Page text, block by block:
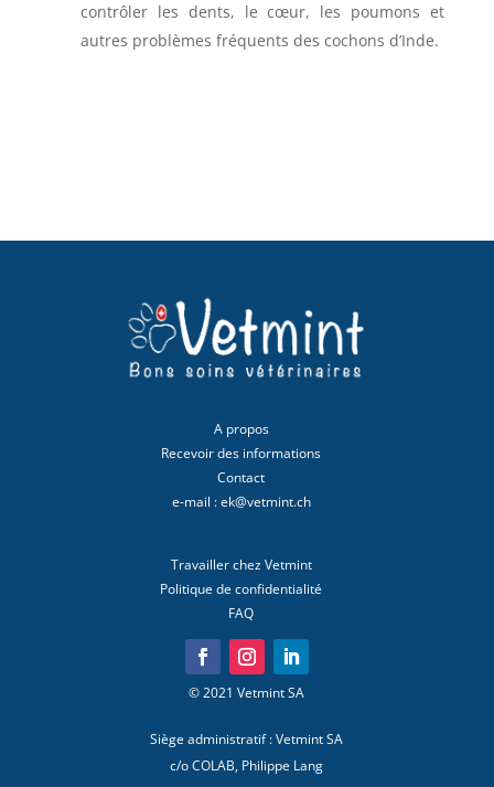
contrôler les dents, le cœur, les poumons et
autres problèmes fréquents des cochons d’Inde.
A propos
Recevoir des informations
Contact
e-mail : ek@vetmint.ch
Travailler chez Vetmint
Politique de confidentialité
FAQ
© 2021 Vetmint SA
Siège administratif : Vetmint SA
c/o COLAB, Philippe Lang